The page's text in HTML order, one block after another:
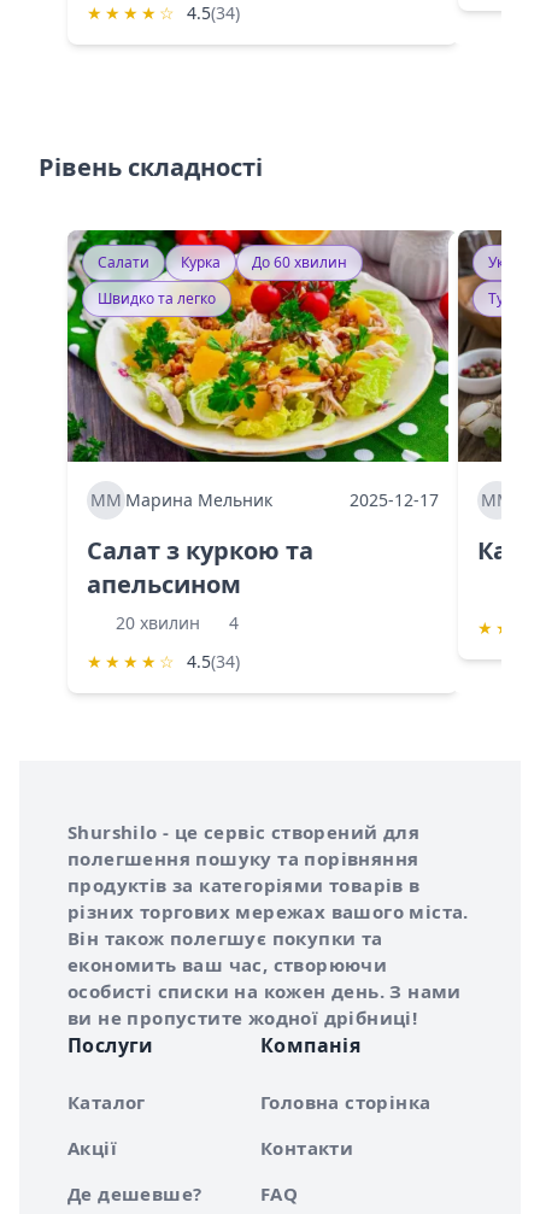
★ ★ ★ ★ ☆ 4.5(34)
Рівень складності
Салати Курка
До 60 хвилин
Швидко та легко
ММ Марина Мельник 2025-12-17
Салат з куркою та
апельсином
20 хвилин
4
★ ★ ★ ★ ☆ 4.5(34)
ММ
★ ★
Про сервіс Shurshilo
Shurshilo - це сервіс створений для
полегшення пошуку та порівняння
продуктів за категоріями товарів в
різних торгових мережах вашого міста.
Він також полегшує покупки та
економить ваш час, створюючи
особисті списки на кожен день. З нами
ви не пропустите жодної дрібниці!
Послуги
Каталог
Акції
Де дешевше?
Компанія
Головна сторінка
Контакти
FAQ